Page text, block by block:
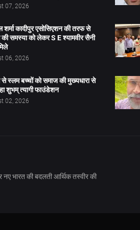
07, 2026
शर्मा कादीपुर एसोसिएशन की तरफ से
की समस्या को लेकर S E श्यामवीर सैनी
06, 2026
स्लम बच्चों को समाज की मुख्यधारा से
शुभम् त्यागी फाउंडेशन
02, 2026
भारत की बदलती आर्थिक तस्वीर की